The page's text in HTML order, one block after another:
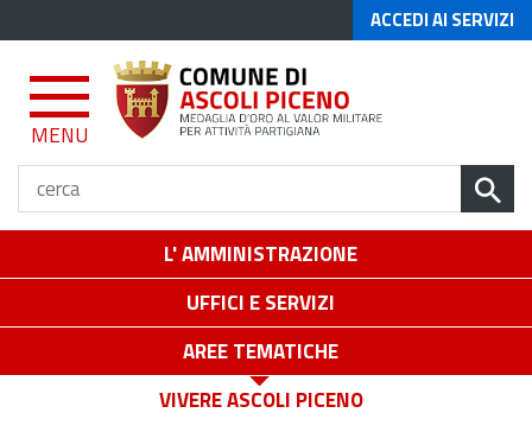
ACCEDI AI SERVIZI
MENU
L' AMMINISTRAZIONE
UFFICI E SERVIZI
AREE TEMATICHE
VIVERE ASCOLI PICENO